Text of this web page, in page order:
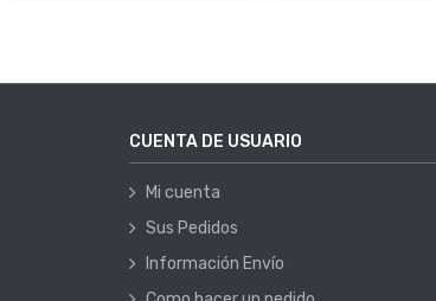
CUENTA DE USUARIO
Mi cuenta
Sus Pedidos
Información Envío